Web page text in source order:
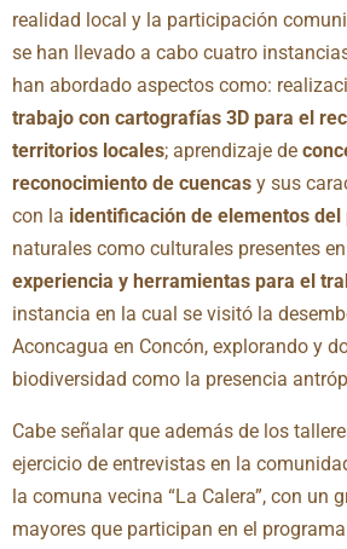
realidad local y la participación
se han llevado a cabo cuatro
han abordado aspectos como:
trabajo con cartografías 3D para el
territorios locales; aprendizaje de
reconocimiento de cuencas y sus
con la identificación de elementos del
naturales como culturales presentes
experiencia y herramientas para el
instancia en la cual se visitó la
Aconcagua en Concón, explorando y
biodiversidad como la presencia
Cabe señalar que además de los
ejercicio de entrevistas en la
la comuna vecina “La Calera”, con un
mayores que participan en el